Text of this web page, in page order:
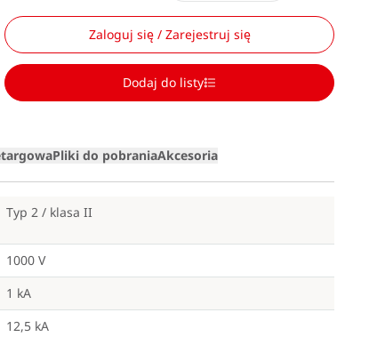
Loading
Zaloguj się / Zarejestruj się
Dodaj do listy
Pliki do pobraniaAkcesoria
Typ 2 / klasa II
1000 V
1 kA
12,5 kA